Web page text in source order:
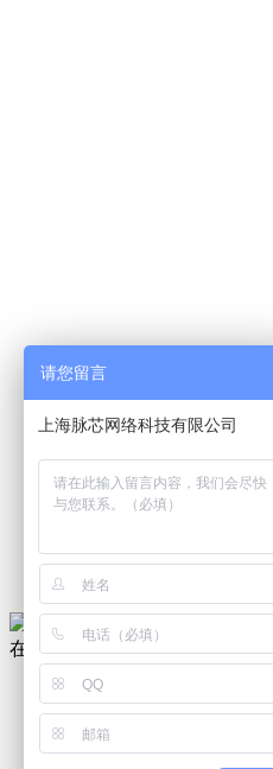
在线客服
顾先生
潘小姐
朱小姐
请您留言